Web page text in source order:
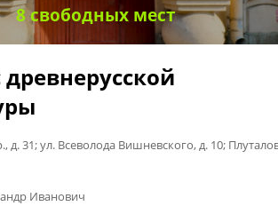
8 свободных мест
древнерусской
д. 31; ул. Всеволода Вишневского, д. 10;
Иванович